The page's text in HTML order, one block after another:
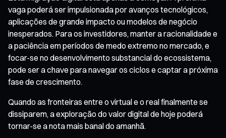
vaga poderá ser impulsionada por avanços tecnológicos,
aplicações de grande impacto ou modelos de negócio
inesperados. Para os investidores, manter a racionalidade e
a paciência em períodos de medo extremo no mercado, e
focar-se no desenvolvimento substancial do ecossistema,
pode ser a chave para navegar os ciclos e captar a próxima
fase de crescimento.
Quando as fronteiras entre o virtual e o real finalmente se
dissiparem, a exploração do valor digital de hoje poderá
tornar-se a nota mais banal do amanhã.